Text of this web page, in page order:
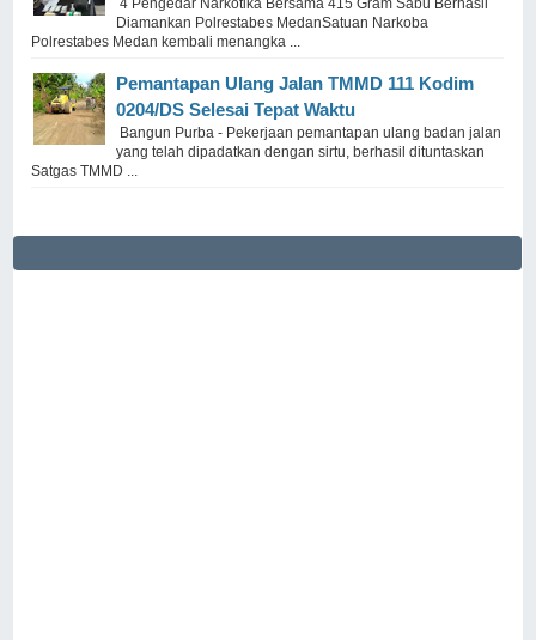
4 Pengedar Narkotika Bersama 415 Gram Sabu Berhasil
Diamankan Polrestabes MedanSatuan Narkoba
Polrestabes Medan kembali menangka ...
Pemantapan Ulang Jalan TMMD 111 Kodim
0204/DS Selesai Tepat Waktu
Bangun Purba - Pekerjaan pemantapan ulang badan jalan
yang telah dipadatkan dengan sirtu, berhasil dituntaskan
Satgas TMMD ...